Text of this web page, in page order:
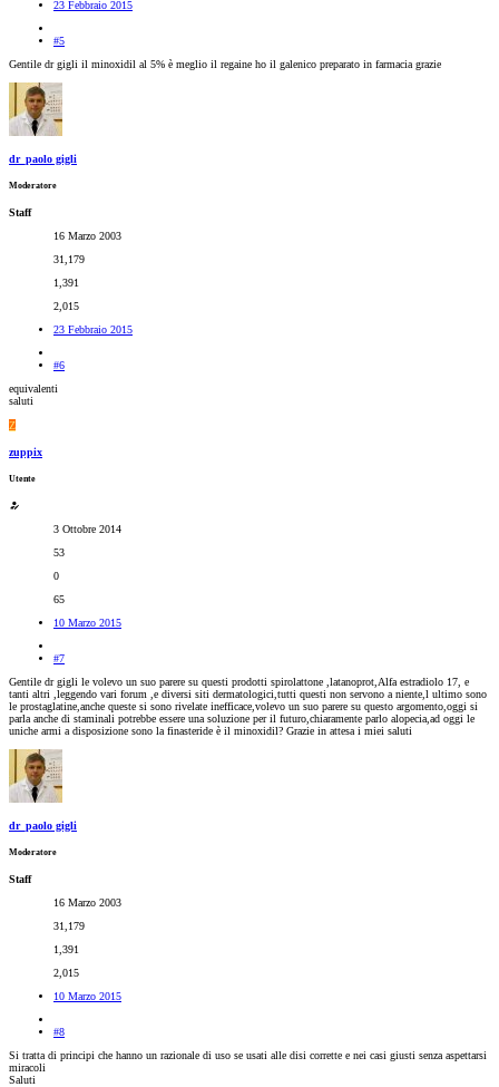
23 Febbraio 2015
#5
Gentile dr gigli il minoxidil al 5% è meglio il regaine ho il galenico preparato in farmacia grazie
dr_paolo gigli
Moderatore
Staff
16 Marzo 2003
31,179
1,391
2,015
23 Febbraio 2015
#6
equivalenti
saluti
Z
zuppix
Utente
3 Ottobre 2014
53
0
65
10 Marzo 2015
#7
Gentile dr gigli le volevo un suo parere su questi prodotti spirolattone ,latanoprot,Alfa estradiolo 17, e
tanti altri ,leggendo vari forum ,e diversi siti dermatologici,tutti questi non servono a niente,l ultimo sono
le prostaglatine,anche queste si sono rivelate inefficace,volevo un suo parere su questo argomento,oggi si
parla anche di staminali potrebbe essere una soluzione per il futuro,chiaramente parlo alopecia,ad oggi le
uniche armi a disposizione sono la finasteride è il minoxidil? Grazie in attesa i miei saluti
dr_paolo gigli
Moderatore
Staff
16 Marzo 2003
31,179
1,391
2,015
10 Marzo 2015
#8
Si tratta di principi che hanno un razionale di uso se usati alle disi corrette e nei casi giusti senza aspettarsi
miracoli
Saluti